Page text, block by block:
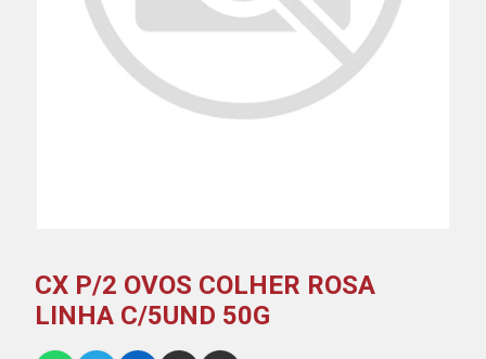
CX P/2 OVOS COLHER ROSA
LINHA C/5UND 50G